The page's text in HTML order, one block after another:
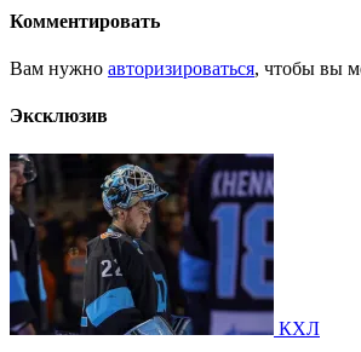
Комментировать
Вам нужно авторизироваться, чтобы вы
Эксклюзив
КХЛ